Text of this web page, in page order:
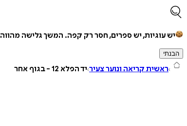
יש עוגיות, יש ספרים, חסר רק קפה. המשך גלישה מהווה
הבנתי
ראשית קריאה ונוער צעיר יד הפלא 12 - בגוף אחר